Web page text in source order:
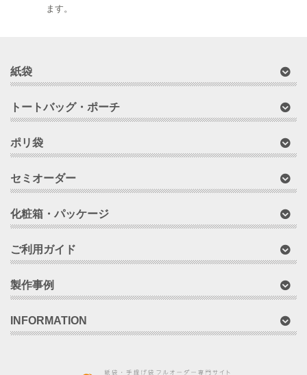
ます。
紙袋
トートバッグ・ポーチ
ポリ袋
セミオーダー
化粧箱・パッケージ
ご利用ガイド
製作事例
INFORMATION